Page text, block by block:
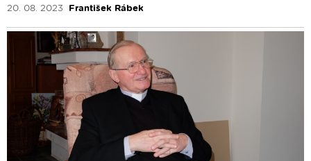
20. 08. 2023 František Rábek